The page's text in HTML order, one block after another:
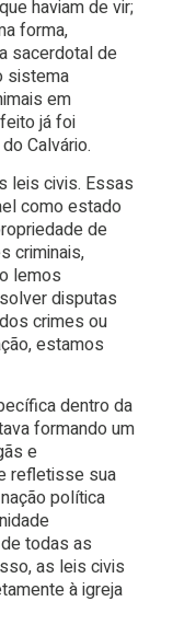
haviam de vir;
forma,
sacerdotal de
sistema
em
já foi
Calvário.
leis civis. Essas
como estado
de
criminais,
lemos
disputas
crimes ou
estamos
dentro da
formando um
e
refletisse sua
política
todas as
as leis civis
à igreja